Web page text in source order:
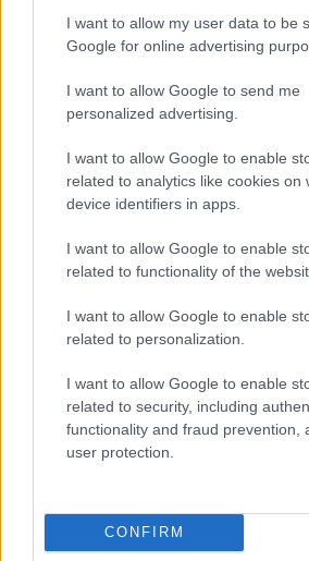
I want to allow my user data to be
Google for online advertising
I want to allow Google to send me
personalized advertising.
I want to allow Google to enable
related to analytics like cookies on
device identifiers in apps.
I want to allow Google to enable
related to functionality of the
I want to allow Google to enable
related to personalization.
I want to allow Google to enable
related to security, including
functionality and fraud prevention,
user protection.
CONFIRM
Πολιτική|01.10.2022 23:05
Διεθνές Δίκαιο αλλιώς θα
αμφισβητήσουμε την
νησιών» - «Καρφιά»
Ερντογάν
Όσα είπε ο Σύμβουλος
Ρετζέπ Ταγίπ Ερντογάν στο
που κρατά η Αθήνα